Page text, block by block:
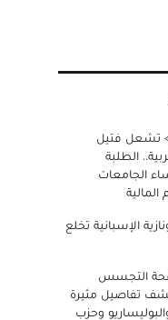
تشعل فتيل
الطلبة
الجامعات
الإسبانية تخلع
التجسس
تفاصيل مثيرة
وحزب